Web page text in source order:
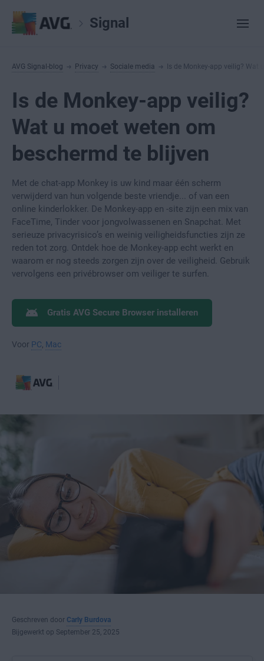
Signal
AVG Signal-blog Privacy Sociale media Is de Monkey-app veilig?
Is de Monkey-app veilig?
Wat u moet weten om
beschermd te blijven
Met de chat-app Monkey is uw kind maar één scherm
verwijderd van hun volgende beste vriendje... of van een
online kinderlokker. De Monkey-app en -site zijn een mix van
FaceTime, Tinder voor jongvolwassenen en Snapchat. Met
serieuze privacyrisico’s en weinig veiligheidsfuncties zijn ze
reden tot zorg. Ontdek hoe de Monkey-app echt werkt en
waarom er nog steeds zorgen zijn over de veiligheid. Gebruik
vervolgens een privébrowser om veiliger te surfen.
Gratis AVG Secure Browser installeren
Voor PC Mac
Geschreven door Carly Burdova
Bijgewerkt op September 25, 2025